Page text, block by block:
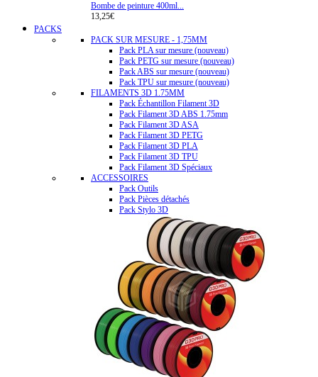
Bombe de peinture 400ml...
13,25€
PACKS
PACK SUR MESURE - 1,75MM
Pack PLA sur mesure (nouveau)
Pack PETG sur mesure (nouveau)
Pack ABS sur mesure (nouveau)
Pack TPU sur mesure (nouveau)
FILAMENTS 3D 1.75MM
Pack Échantillon Filament 3D
Pack Filament 3D ABS 1.75mm
Pack Filament 3D ASA
Pack Filament 3D PETG
Pack Filament 3D PLA
Pack Filament 3D TPU
Pack Filament 3D Spéciaux
ACCESSOIRES
Pack Outils
Pack Pièces détachés
Pack Stylo 3D